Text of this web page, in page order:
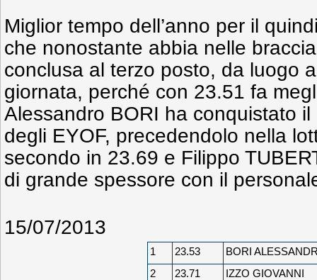
Miglior tempo dell’anno per il
che nonostante abbia nelle
conclusa al terzo posto, da luogo
giornata, perché con 23.51 fa
Alessandro BORI ha conquistato
degli EYOF, precedendolo nella
secondo in 23.69 e Filippo
di grande spessore con il
15/07/2013
1 23.53
BORI
2
23.71
IZZO GIOVANNI